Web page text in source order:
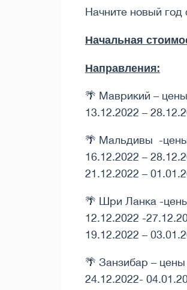
Начните новый год
Начальная
Направления:
🌴 Маврикий –
13.12.2022 –
🌴 Мальдивы -цены
16.12.2022 –
21.12.2022 –
🌴 Шри Ланка -
12.12.2022 -
19.12.2022 –
🌴 Занзибар – цены
24.12.2022-